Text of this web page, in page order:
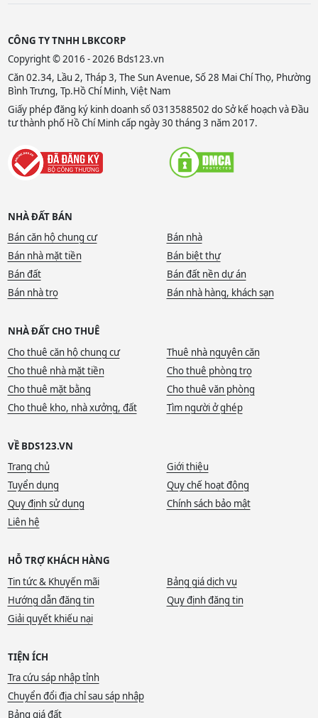
CÔNG TY TNHH LBKCORP
Copyright © 2016 - 2026 Bds123.vn
Căn 02.34, Lầu 2, Tháp 3, The Sun Avenue, Số 28 Mai Chí Thọ, Phường
Bình Trưng, Tp.Hồ Chí Minh, Việt Nam
Giấy phép đăng ký kinh doanh số 0313588502 do Sở kế hoạch và Đầu
tư thành phố Hồ Chí Minh cấp ngày 30 tháng 3 năm 2017.
NHÀ ĐẤT BÁN
Bán căn hộ chung cư
Bán nhà
Bán nhà mặt tiền
Bán biệt thự
Bán đất
Bán đất nền dự án
Bán nhà trọ
Bán nhà hàng, khách sạn
NHÀ ĐẤT CHO THUÊ
Cho thuê căn hộ chung cư
Thuê nhà nguyên căn
Cho thuê nhà mặt tiền
Cho thuê phòng trọ
Cho thuê mặt bằng
Cho thuê văn phòng
Cho thuê kho, nhà xưởng, đất
Tìm người ở ghép
VỀ BDS123.VN
Trang chủ
Giới thiệu
Tuyển dụng
Quy chế hoạt động
Quy định sử dụng
Chính sách bảo mật
Liên hệ
HỖ TRỢ KHÁCH HÀNG
Tin tức & Khuyến mãi
Bảng giá dịch vụ
Hướng dẫn đăng tin
Quy định đăng tin
Giải quyết khiếu nại
TIỆN ÍCH
Tra cứu sáp nhập tỉnh
Chuyển đổi địa chỉ sau sáp nhập
Bảng giá đất